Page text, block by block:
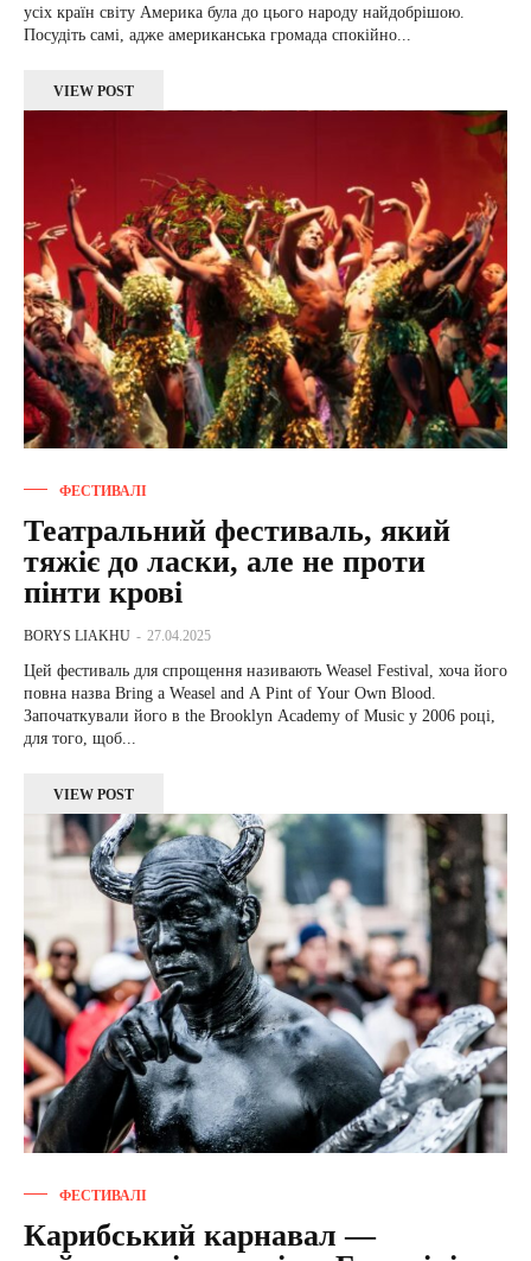
усіх країн світу Америка була до цього народу найдобрішою. ​​
Посудіть самі, адже американська громада спокійно...
VIEW POST
ФЕСТИВАЛІ
Театральний фестиваль, який
тяжіє до ласки, але не проти
пінти крові
BORYS LIAKHU - 27.04.2025
Цей фестиваль для спрощення називають Weasel Festival, хоча його
повна назва Bring a Weasel and A Pint of Your Own Blood.
Започаткували його в the Brooklyn Academy of Music у 2006 році,
для того, щоб...
VIEW POST
ФЕСТИВАЛІ
Карибський карнавал —